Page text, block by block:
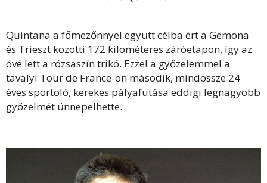
Quintana a főmezőnnyel együtt célba ért a Gemona
és Trieszt közötti 172 kilométeres záróetapon, így az
övé lett a rózsaszín trikó. Ezzel a győzelemmel a
tavalyi Tour de France-on második, mindössze 24
éves sportoló, kerekes pályafutása eddigi legnagyobb
győzelmét ünnepelhette.